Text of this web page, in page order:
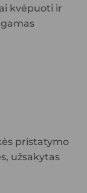
kvėpuoti ir
pristatymo
užsakytas